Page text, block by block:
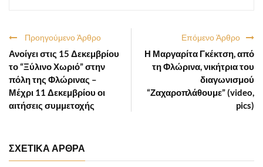
Επόμενο Άρθρο
Η Μαργαρίτα Γκέκτση, από
τη Φλώρινα, νικήτρια του
διαγωνισμού
“Ζαχαροπλάθουμε” (video,
pics)
Προηγούμενο Άρθρο
Ανοίγει στις 15 Δεκεμβρίου
το “Ξύλινο Χωριό” στην
πόλη της Φλώρινας –
Μέχρι 11 Δεκεμβρίου οι
αιτήσεις συμμετοχής
ΣΧΕΤΙΚΑ ΑΡΘΡΑ